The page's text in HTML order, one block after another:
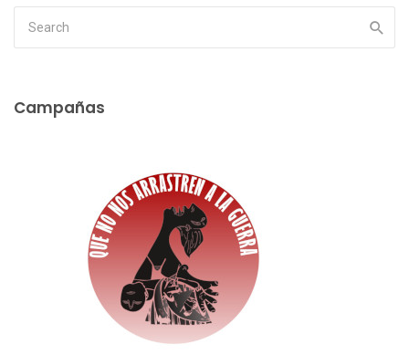
Campañas